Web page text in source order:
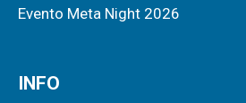
Evento Meta Night 2026
INFO